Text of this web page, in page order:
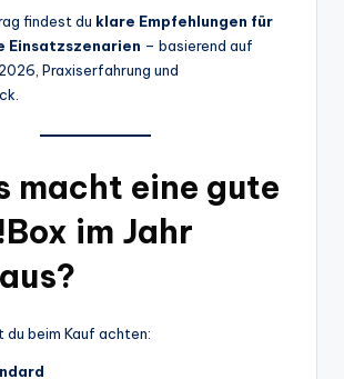
findest du klare Empfehlungen für
Einsatzszenarien – basierend auf
Praxiserfahrung und
macht eine gute
im Jahr
beim Kauf achten: